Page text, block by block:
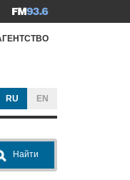
RU EN
Найти